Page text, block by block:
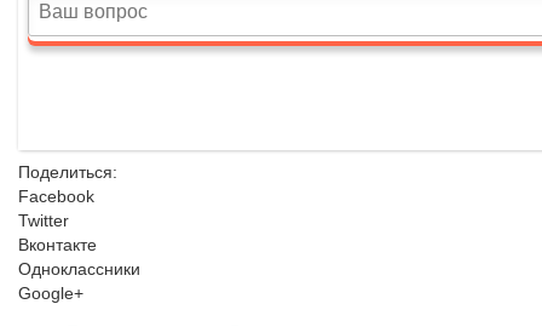
Поделиться:
Facebook
Twitter
Вконтакте
Одноклассники
Google+